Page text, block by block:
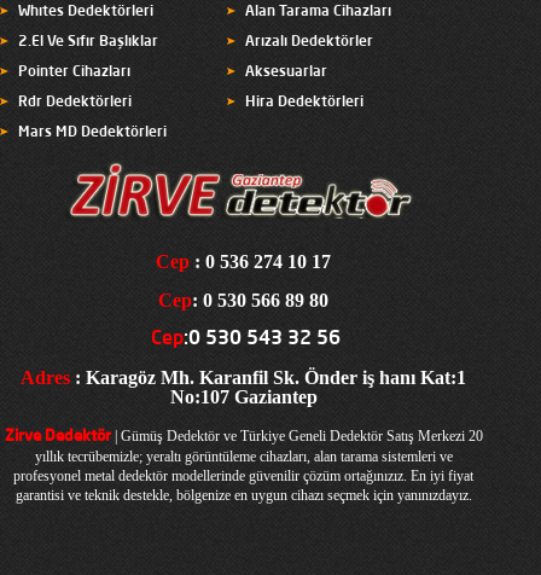
Whıtes Dedektörleri Alan Tarama Cihazları
2.El Ve Sıfır Başlıklar Arızalı Dedektörler
Pointer Cihazları Aksesuarlar
Rdr Dedektörleri Hira Dedektörleri
Mars MD Dedektörleri
Cep : 0 536 274 10 17
Cep: 0 530 566 89 80
Cep:0 530 543 32 56
Adres : Karagöz Mh. Karanfil Sk. Önder iş hanı Kat:1
No:107 Gaziantep
Zirve Dedektör | Gümüş Dedektör ve Türkiye Geneli Dedektör Satış Merkezi20
yıllık tecrübemizle; yeraltı görüntüleme cihazları, alan tarama sistemleri ve
profesyonel metal dedektör modellerinde güvenilir çözüm ortağınızız. En iyi fiyat
garantisi ve teknik destekle, bölgenize en uygun cihazı seçmek için yanınızdayız.